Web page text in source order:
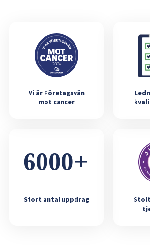
Vi är Företagsvän
mot cancer
Stort antal uppdrag